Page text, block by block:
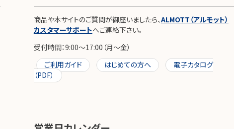
商品や本サイトのご質問が御座いましたら、ALMOTT（アルモット）
カスタマーサポートへご連絡下さい。
受付時間：9:00～17:00（月～金）
ご利用ガイド
はじめての方へ
電子カタログ
（PDF）